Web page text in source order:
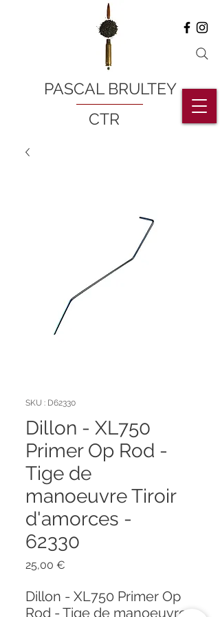
PASCAL BRULTEY
CTR
SKU : D62330
Dillon - XL750
Primer Op Rod -
Tige de
manoeuvre Tiroir
d'amorces -
62330
25,00 €
Dillon - XL750 Primer Op
Rod - Tige de manoeuvre